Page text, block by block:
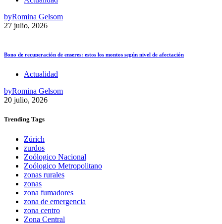
byRomina Gelsom
27 julio, 2026
Bono de recuperación de enseres: estos los montos según nivel de afectación
Actualidad
byRomina Gelsom
20 julio, 2026
Trending Tags
Zúrich
zurdos
Zoólogico Nacional
Zoólogico Metropolitano
zonas rurales
zonas
zona fumadores
zona de emergencia
zona centro
Zona Central